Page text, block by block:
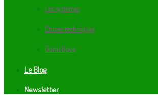
Les systèmes
Etudes techniques
Domotique
Le Blog
Newsletter